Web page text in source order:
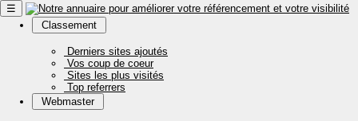
☰
Classement
Derniers sites ajoutés
Vos coup de coeur
Sites les plus visités
Top referrers
Webmaster